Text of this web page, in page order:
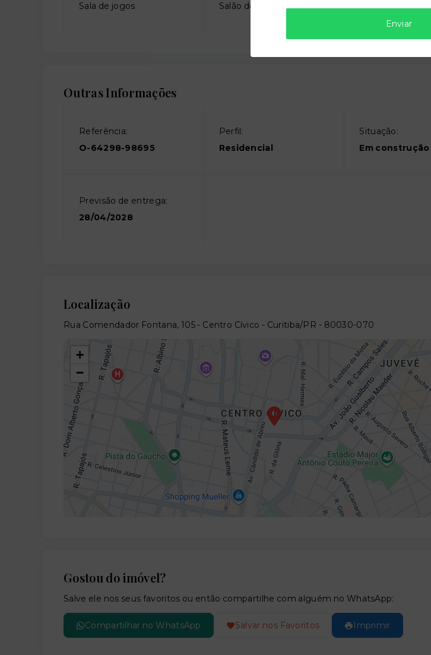
Sala de jogos Salão de festas
Outras Informações
Referência:
O-64298-98695
Perfil:
Residencial
Situação:
Em construção
Previsão de entrega:
28/04/2028
Localização
Rua Comendador Fontana, 105 - Centro Cívico - Curitiba/PR - 80030-070
+
−
Gostou do imóvel?
Salve ele nos seus favoritos ou então compartilhe com alguém no WhatsApp:
Compartilhar no WhatsApp Salvar nos Favoritos Imprimir
Enviar